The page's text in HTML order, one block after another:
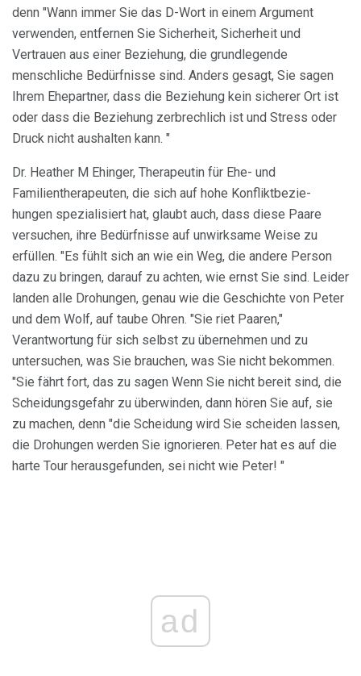
denn "Wann immer Sie das D-Wort in einem Argument
verwenden, entfernen Sie Sicherheit, Sicherheit und
Vertrauen aus einer Beziehung, die grundlegende
menschliche Bedürfnisse sind. Anders gesagt, Sie sagen
Ihrem Ehepartner, dass die Beziehung kein sicherer Ort ist
oder dass die Beziehung zerbrechlich ist und Stress oder
Druck nicht aushalten kann. "
Dr. Heather M Ehinger, Therapeutin für Ehe- und
Familientherapeuten, die sich auf hohe Konfliktbezie-
hungen spezialisiert hat, glaubt auch, dass diese Paare
versuchen, ihre Bedürfnisse auf unwirksame Weise zu
erfüllen. "Es fühlt sich an wie ein Weg, die andere Person
dazu zu bringen, darauf zu achten, wie ernst Sie sind. Leider
landen alle Drohungen, genau wie die Geschichte von Peter
und dem Wolf, auf taube Ohren. "Sie riet Paaren,"
Verantwortung für sich selbst zu übernehmen und zu
untersuchen, was Sie brauchen, was Sie nicht bekommen.
"Sie fährt fort, das zu sagen Wenn Sie nicht bereit sind, die
Scheidungsgefahr zu überwinden, dann hören Sie auf, sie
zu machen, denn "die Scheidung wird Sie scheiden lassen,
die Drohungen werden Sie ignorieren. Peter hat es auf die
harte Tour herausgefunden, sei nicht wie Peter! "
ad